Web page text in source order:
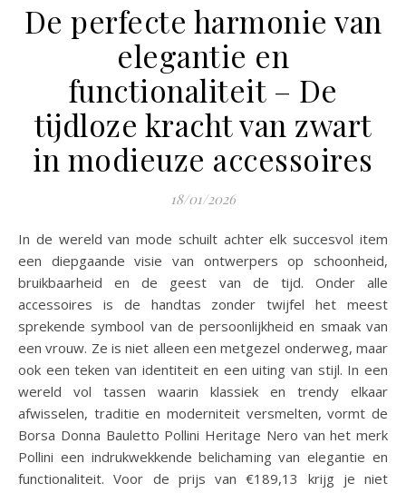
De perfecte harmonie van
elegantie en
functionaliteit – De
tijdloze kracht van zwart
in modieuze accessoires
18/01/2026
In de wereld van mode schuilt achter elk succesvol item
een diepgaande visie van ontwerpers op schoonheid,
bruikbaarheid en de geest van de tijd. Onder alle
accessoires is de handtas zonder twijfel het meest
sprekende symbool van de persoonlijkheid en smaak van
een vrouw. Ze is niet alleen een metgezel onderweg, maar
ook een teken van identiteit en een uiting van stijl. In een
wereld vol tassen waarin klassiek en trendy elkaar
afwisselen, traditie en moderniteit versmelten, vormt de
Borsa Donna Bauletto Pollini Heritage Nero van het merk
Pollini een indrukwekkende belichaming van elegantie en
functionaliteit. Voor de prijs van €189,13 krijg je niet